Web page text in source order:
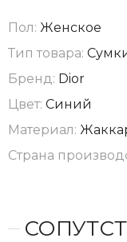
Пол: Женское
Тип товара:
Бренд: Dior
Цвет: Синий
Материал:
Страна